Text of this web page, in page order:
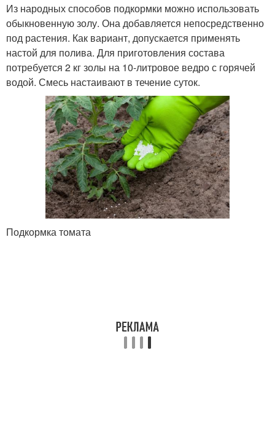
Из народных способов подкормки можно использовать
обыкновенную золу. Она добавляется непосредственно
под растения. Как вариант, допускается применять
настой для полива. Для приготовления состава
потребуется 2 кг золы на 10-литровое ведро с горячей
водой. Смесь настаивают в течение суток.
Подкормка томата